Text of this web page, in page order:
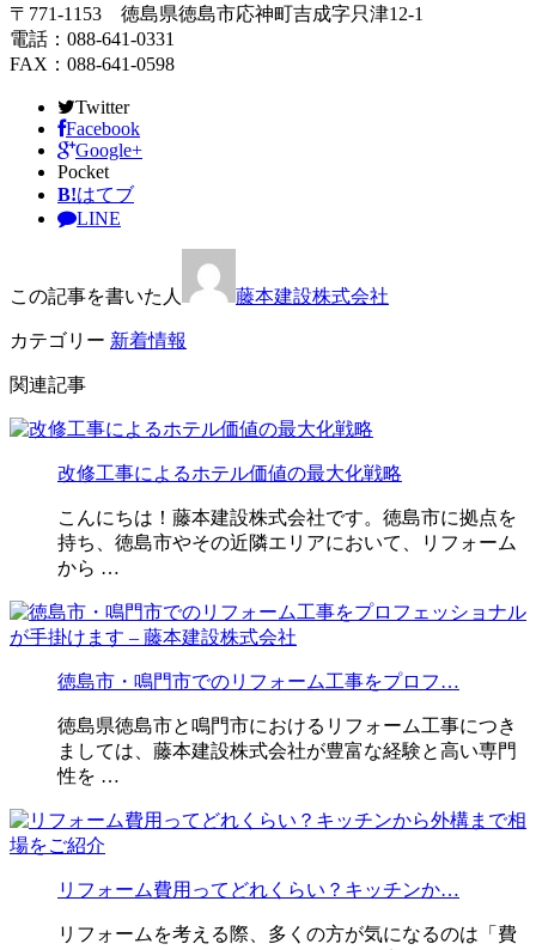
〒771-1153 徳島県徳島市応神町吉成字只津12-1
電話：088-641-0331
FAX：088-641-0598
Twitter
Facebook
Google+
Pocket
B!はてブ
LINE
この記事を書いた人 藤本建設株式会社
カテゴリー 新着情報
関連記事
改修工事によるホテル価値の最大化戦略
こんにちは！藤本建設株式会社です。徳島市に拠点を
持ち、徳島市やその近隣エリアにおいて、リフォーム
から …
徳島市・鳴門市でのリフォーム工事をプロフ…
徳島県徳島市と鳴門市におけるリフォーム工事につき
ましては、藤本建設株式会社が豊富な経験と高い専門
性を …
リフォーム費用ってどれくらい？キッチンか…
リフォームを考える際、多くの方が気になるのは「費